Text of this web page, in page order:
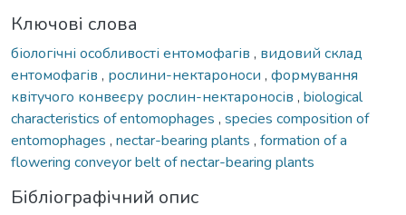
Ключові слова
біологічні особливості ентомофагів , видовий склад
ентомофагів , рослини-нектароноси , формування
квітучого конвеєру рослин-нектароносів , biological
characteristics of entomophages , species composition of
entomophages , nectar-bearing plants , formation of a
flowering conveyor belt of nectar-bearing plants
Бібліографічний опис